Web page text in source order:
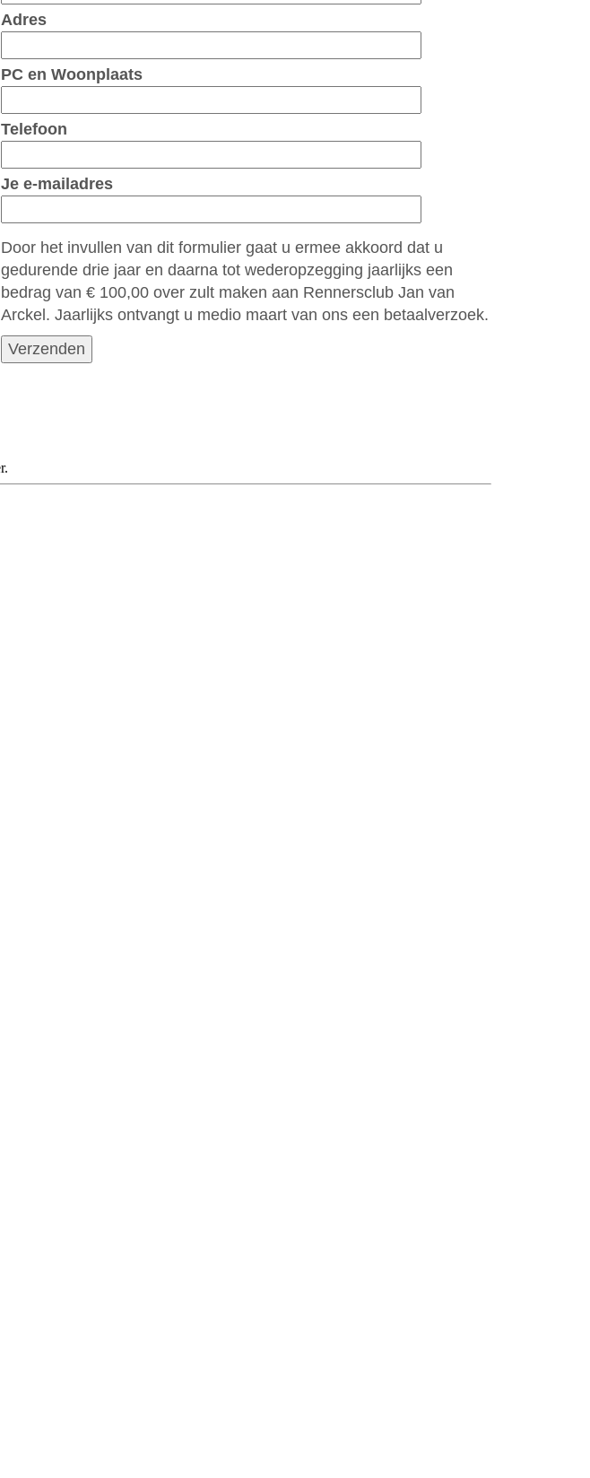
Adres
PC en Woonplaats
Telefoon
Je e-mailadres
Door het invullen van dit formulier gaat u ermee akkoord dat u
gedurende drie jaar en daarna tot wederopzegging jaarlijks een
bedrag van € 100,00 over zult maken aan Rennersclub Jan van
Arckel. Jaarlijks ontvangt u medio maart van ons een betaalverzoek.